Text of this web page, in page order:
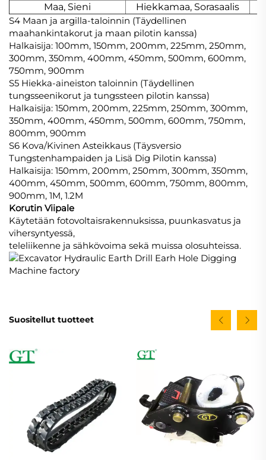
Maa, Sieni
Hiekkamaa, Sorasaalis
S4 Maan ja argilla-taloinnin (Täydellinen
maahankintakorut ja maan pilotin kanssa)
Halkaisija: 100mm, 150mm, 200mm, 225mm, 250mm,
300mm, 350mm, 400mm, 450mm, 500mm, 600mm,
750mm, 900mm
S5 Hiekka-aineiston taloinnin (Täydellinen
tungsseenikorut ja tungssteen pilotin kanssa)
Halkaisija: 150mm, 200mm, 225mm, 250mm, 300mm,
350mm, 400mm, 450mm, 500mm, 600mm, 750mm,
800mm, 900mm
S6 Kova/Kivinen Asteikkaus (Täysversio
Tungstenhampaiden ja Lisä Dig Pilotin kanssa)
Halkaisija: 150mm, 200mm, 250mm, 300mm, 350mm,
400mm, 450mm, 500mm, 600mm, 750mm, 800mm,
900mm, 1M, 1.2M
Korutin Viipale
Käytetään fotovoltaisrakennuksissa, puunkasvatus ja
vihersyntyessä,
teleliikenne ja sähkövoima sekä muissa olosuhteissa.
Suositellut tuotteet